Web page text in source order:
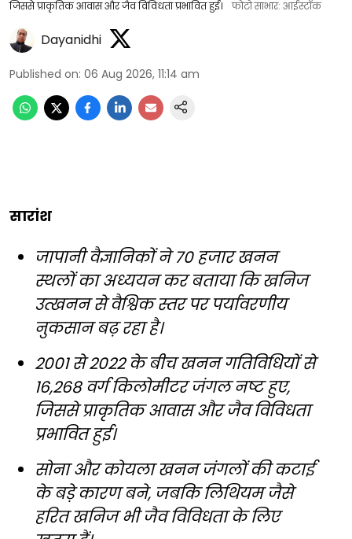
जिससे प्राकृतिक आवास और जैव विविधता प्रभावित हुई।
फोटो साभार: आईस्टॉक
Dayanidhi
Published on: 06 Aug 2026, 11:14 am
सारांश
जापानी वैज्ञानिकों ने 70 हजार खनन
स्थलों का अध्ययन कर बताया कि खनिज
उत्खनन से वैश्विक स्तर पर पर्यावरणीय
नुकसान बढ़ रहा है।
2001 से 2022 के बीच खनन गतिविधियों से
16,268 वर्ग किलोमीटर जंगल नष्ट हुए,
जिससे प्राकृतिक आवास और जैव विविधता
प्रभावित हुई।
सोना और कोयला खनन जंगलों की कटाई
के बड़े कारण बने, जबकि लिथियम जैसे
हरित खनिज भी जैव विविधता के लिए